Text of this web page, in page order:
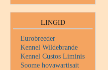
LINGID
Eurobreeder
Kennel Wildebrande
Kennel Custos Liminis
Soome hovawartisait